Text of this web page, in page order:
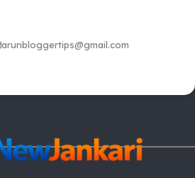
arunbloggertips@gmail.com